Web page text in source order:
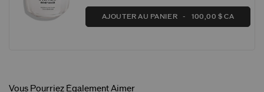
AJOUTER AU PANIER 100,00 $ CA
Vous Pourriez Également Aimer